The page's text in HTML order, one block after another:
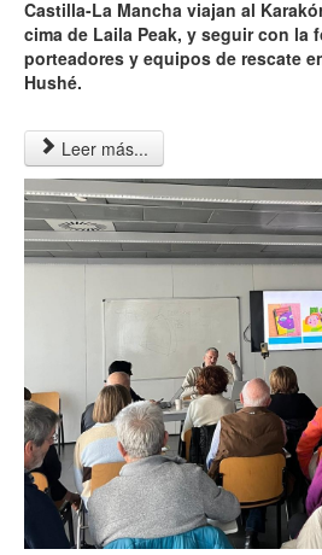
Castilla-La Mancha viajan al
cima de Laila Peak, y seguir con la
porteadores y equipos de rescate
Hushé.
Leer más...